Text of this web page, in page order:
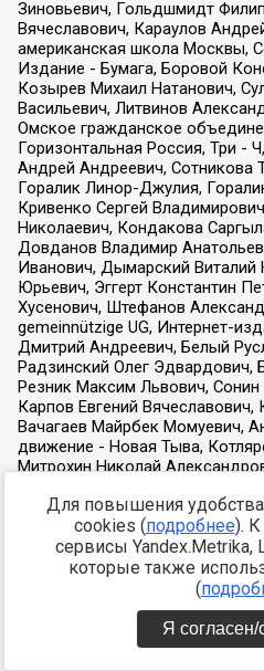
Для повышения
cookies (подробнее).
сервисы Yandex.Metrika,
которые также
(
Я согласен/